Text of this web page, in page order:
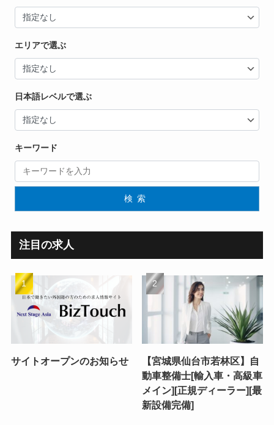
エリアで選ぶ
日本語レベルで選ぶ
キーワード
検索
注目の求人
サイトオープンのお知らせ
【宮城県仙台市若林区】自
動車整備士[輸入車・高級車
メイン][正規ディーラー][最
新設備完備]